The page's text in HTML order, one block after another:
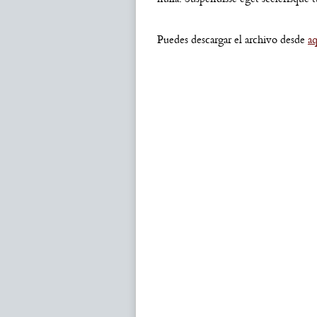
Puedes descargar el archivo desde